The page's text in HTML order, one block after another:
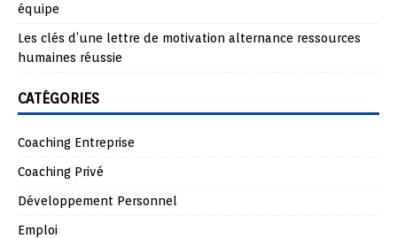
équipe
Les clés d’une lettre de motivation alternance ressources
humaines réussie
CATÉGORIES
Coaching Entreprise
Coaching Privé
Développement Personnel
Emploi